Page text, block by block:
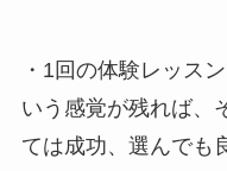
・1回の体験レッス
いう感覚が残れば、
ては成功、選んでも